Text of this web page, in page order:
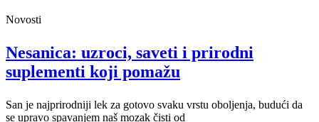
Novosti
Nesanica: uzroci, saveti i prirodni
suplementi koji pomažu
San je najprirodniji lek za gotovo svaku vrstu oboljenja, budući da
se upravo spavanjem naš mozak čisti od